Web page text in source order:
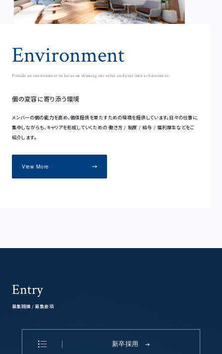
Environment
Provide an environment to focus on showing our value and your own achievement.
個の変容に寄り添う環境
メンバーの個の能力を高め、価値提供を果たすための環境を提供しています。日々の仕事に
集中しながらも、キャリアを形成していくための 働き方 / 制度 / 給与 / 福利厚生などをご
紹介します。
View More
Entry
募集職種 / 募集要項
新卒採用